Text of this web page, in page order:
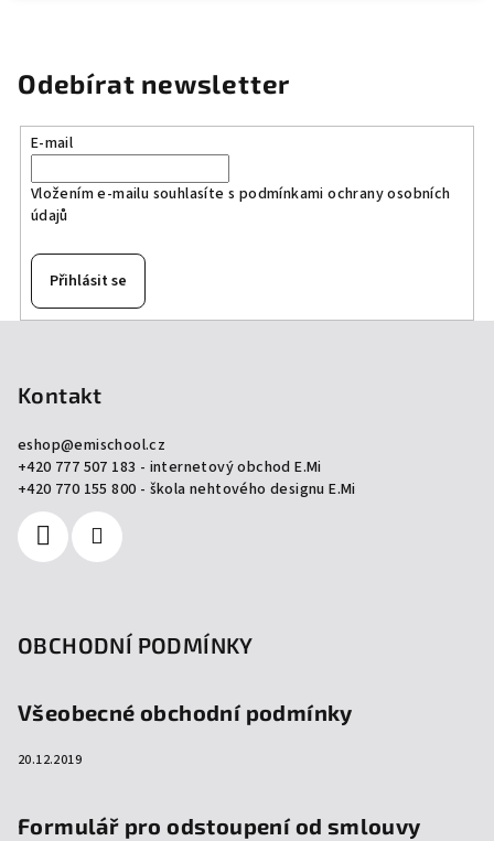
Odebírat newsletter
E-mail
Vložením e-mailu souhlasíte s podmínkami ochrany osobních
údajů
Přihlásit se
Kontakt
eshop@emischool.cz
+420 777 507 183 - internetový obchod E.Mi
+420 770 155 800 - škola nehtového designu E.Mi
OBCHODNÍ PODMÍNKY
Všeobecné obchodní podmínky
20.12.2019
Formulář pro odstoupení od smlouvy